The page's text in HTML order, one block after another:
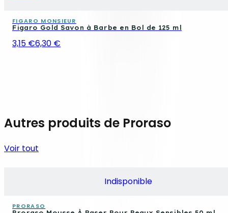
FIGARO MONSIEUR
Figaro Gold Savon à Barbe en Bol de 125 ml
3,15 €6,30 €
Autres produits de Proraso
Voir tout
Indisponible
PRORASO